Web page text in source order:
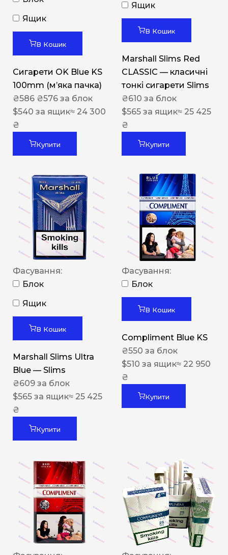
Ящик
В Кошик
Сигарети OK Blue KS
100mm (м’яка пачка)
₴586 ₴576 за блок
$540 за ящик≈ 24 300
₴
Купити
Ящик
В Кошик
Marshall Slims Red
CLASSIC — класичні
тонкі сигарети Slims
₴610 за блок
$565 за ящик≈ 25 425
₴
Купити
Фасування:
Блок
Ящик
В Кошик
Marshall Slims Ultra
Blue — Slims
₴609 за блок
$565 за ящик≈ 25 425
₴
Купити
Фасування:
Блок
В Кошик
Compliment Blue KS
₴550 за блок
$510 за ящик≈ 22 950
₴
Купити